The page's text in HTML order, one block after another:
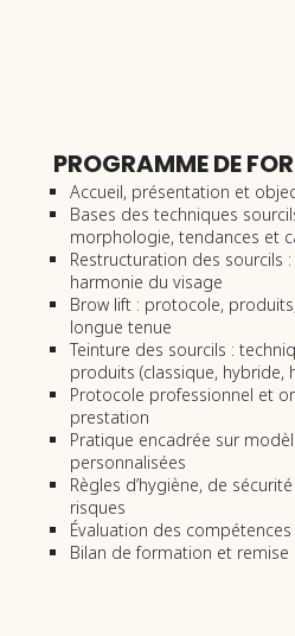
PROGRAMME DE
Accueil, présentation et
Bases des techniques
morphologie, tendances et
Restructuration des sourcils
harmonie du visage
Brow lift : protocole,
longue tenue
Teinture des sourcils :
produits (classique, hybride,
Protocole professionnel et
prestation
Pratique encadrée sur
personnalisées
Règles d’hygiène, de
risques
Évaluation des compétences
Bilan de formation et remise